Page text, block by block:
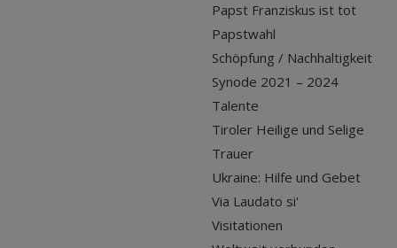
Papst Franziskus ist tot
Papstwahl
Schöpfung / Nachhaltigkeit
Synode 2021 – 2024
Talente
Tiroler Heilige und Selige
Trauer
Ukraine: Hilfe und Gebet
Via Laudato si'
Visitationen